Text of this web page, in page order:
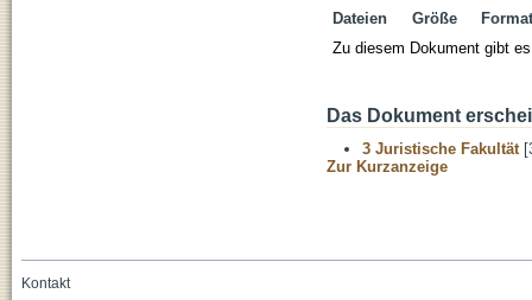
Dateien Größe
Format
Zu diesem Dokument gibt
Das Dokument
3 Juristische Fakultät
Zur Kurzanzeige
Kontakt